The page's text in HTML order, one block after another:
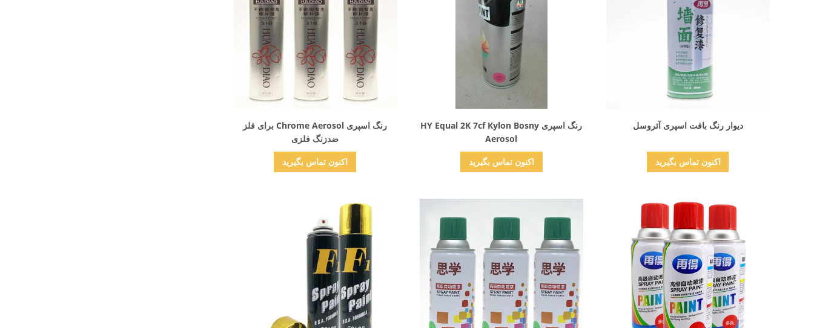
رنگ اسپری Chrome Aerosol برای فلز
ضدزنگ فلزی
اکنون تماس بگیرید
رنگ اسپری HY Equal 2K 7cf Kylon Bosny
Aerosol
اکنون تماس بگیرید
دیوار رنگ بافت اسپری آئروسل
اکنون تماس بگیرید